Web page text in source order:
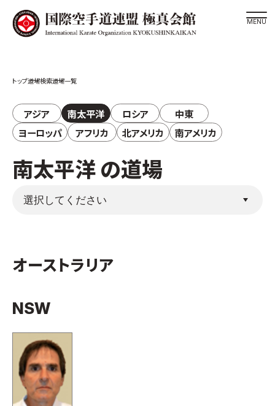
極真会館の世界
極真会館の理念
松井章奎館長 紹介
役員紹介
道場検索道場一覧
アジア 南太平洋 ロシア
中東
ヨーロッパ
アフリカ 北アメリカ 南アメリカ
南太平洋 の道場
オーストラリア
NSW